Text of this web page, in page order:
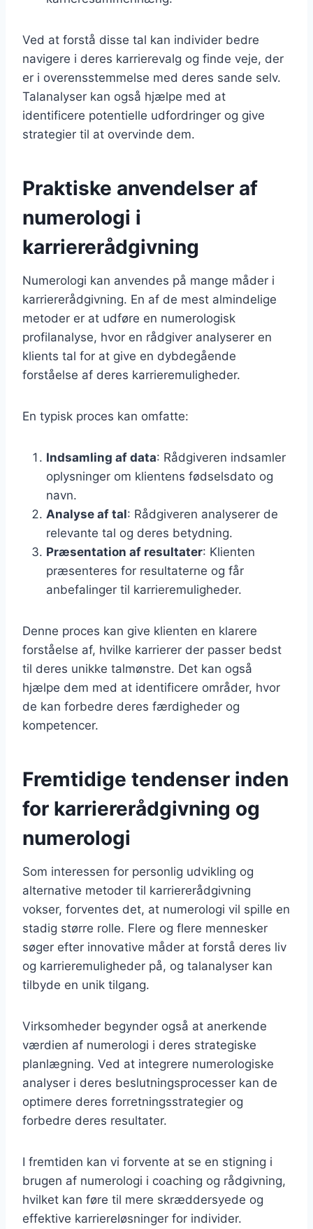
Ved at forstå disse tal kan individer bedre
navigere i deres karrierevalg og finde veje, der
er i overensstemmelse med deres sande selv.
Talanalyser kan også hjælpe med at
identificere potentielle udfordringer og give
strategier til at overvinde dem.
Praktiske anvendelser af
numerologi i
karriererådgivning
Numerologi kan anvendes på mange måder i
karriererådgivning. En af de mest almindelige
metoder er at udføre en numerologisk
profilanalyse, hvor en rådgiver analyserer en
klients tal for at give en dybdegående
forståelse af deres karrieremuligheder.
En typisk proces kan omfatte:
Indsamling af data: Rådgiveren indsamler
oplysninger om klientens fødselsdato og
navn.
Analyse af tal: Rådgiveren analyserer de
relevante tal og deres betydning.
Præsentation af resultater: Klienten
præsenteres for resultaterne og får
anbefalinger til karrieremuligheder.
Denne proces kan give klienten en klarere
forståelse af, hvilke karrierer der passer bedst
til deres unikke talmønstre. Det kan også
hjælpe dem med at identificere områder, hvor
de kan forbedre deres færdigheder og
kompetencer.
Fremtidige tendenser inden
for karriererådgivning og
numerologi
Som interessen for personlig udvikling og
alternative metoder til karriererådgivning
vokser, forventes det, at numerologi vil spille en
stadig større rolle. Flere og flere mennesker
søger efter innovative måder at forstå deres liv
og karrieremuligheder på, og talanalyser kan
tilbyde en unik tilgang.
Virksomheder begynder også at anerkende
værdien af numerologi i deres strategiske
planlægning. Ved at integrere numerologiske
analyser i deres beslutningsprocesser kan de
optimere deres forretningsstrategier og
forbedre deres resultater.
I fremtiden kan vi forvente at se en stigning i
brugen af numerologi i coaching og rådgivning,
hvilket kan føre til mere skræddersyede og
effektive karriereløsninger for individer.